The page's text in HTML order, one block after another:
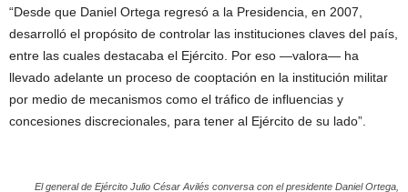
“Desde que Daniel Ortega regresó a la Presidencia, en 2007,
desarrolló el propósito de controlar las instituciones claves del país,
entre las cuales destacaba el Ejército. Por eso —valora— ha
llevado adelante un proceso de cooptación en la institución militar
por medio de mecanismos como el tráfico de influencias y
concesiones discrecionales, para tener al Ejército de su lado”.
El general de Ejército Julio César Avilés conversa con el presidente Daniel Ortega,